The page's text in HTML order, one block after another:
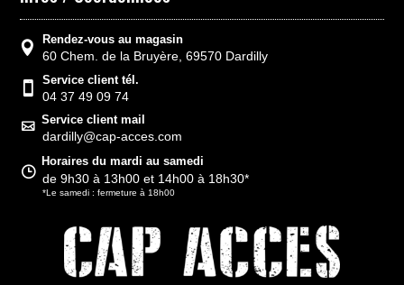
Rendez-vous au magasin
60 Chem. de la Bruyère, 69570 Dardilly
Service client tél.
04 37 49 09 74
Service client mail
dardilly@cap-acces.com
Horaires du mardi au samedi
de 9h30 à 13h00 et 14h00 à 18h30*
*Le samedi : fermeture à 18h00